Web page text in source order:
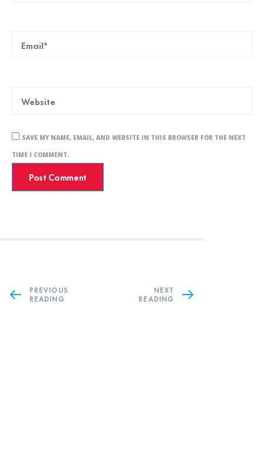
SAVE MY NAME, EMAIL, AND WEBSITE IN THIS BROWSER FOR THE NEXT
TIME I COMMENT.
PREVIOUS
READING
NEXT
READING